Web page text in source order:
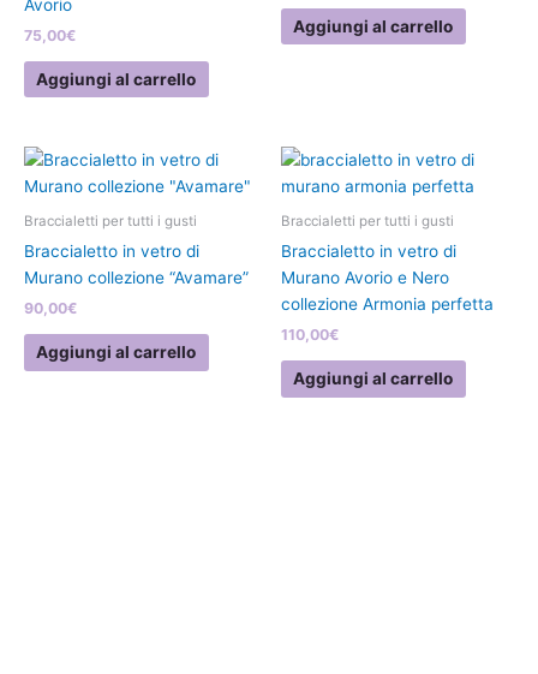
Avorio
75,00€
Aggiungi al carrello
Aggiungi al carrello
Braccialetti per tutti i gusti
Braccialetto in vetro di
Murano collezione “Avamare”
90,00€
Aggiungi al carrello
Braccialetti per tutti i gusti
Braccialetto in vetro di
Murano Avorio e Nero
collezione Armonia perfetta
110,00€
Aggiungi al carrello